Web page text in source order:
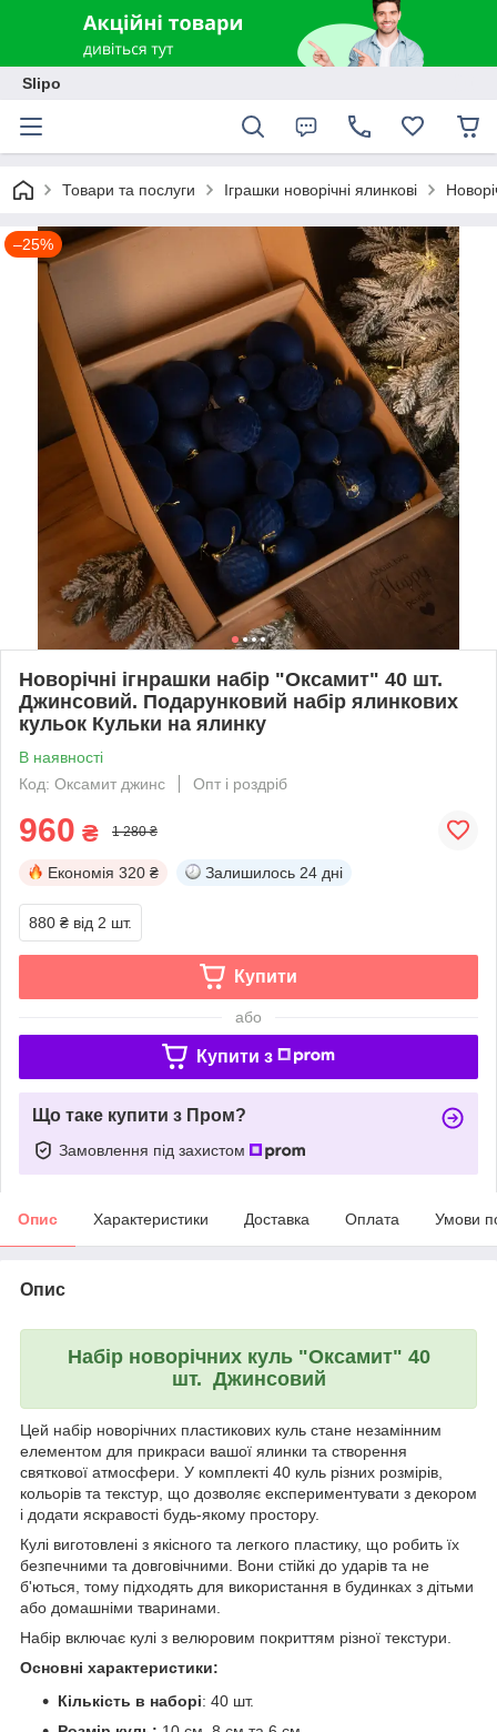
Slipo
Товари та послуги Іграшки новорічні ялинкові
–25%
Новорічні ігнрашки набір "Оксамит" 40 шт.
Джинсовий. Подарунковий набір ялинкових
кульок Кульки на ялинку
В наявності
Код: Оксамит джинс
Опт і роздріб
960 ₴ 1 280 ₴
Економія 320 ₴ Залишилось 24 дні
880 ₴ від 2 шт.
Купити
або
Купити з
Що таке купити з Пром?
Замовлення під захистом
Опис Характеристики Доставка Оплата Умови
Опис
Набір новорічних куль "Оксамит" 40
шт. Джинсовий
Цей набір новорічних пластикових куль стане незамінним
елементом для прикраси вашої ялинки та створення
святкової атмосфери. У комплекті 40 куль різних розмірів,
кольорів та текстур, що дозволяє експериментувати з декором
і додати яскравості будь-якому простору.
Кулі виготовлені з якісного та легкого пластику, що робить їх
безпечними та довговічними. Вони стійкі до ударів та не
б'ються, тому підходять для використання в будинках з дітьми
або домашніми тваринами.
Набір включає кулі з велюровим покриттям різної текстури.
Основні характеристики:
Кількість в наборі: 40 шт.